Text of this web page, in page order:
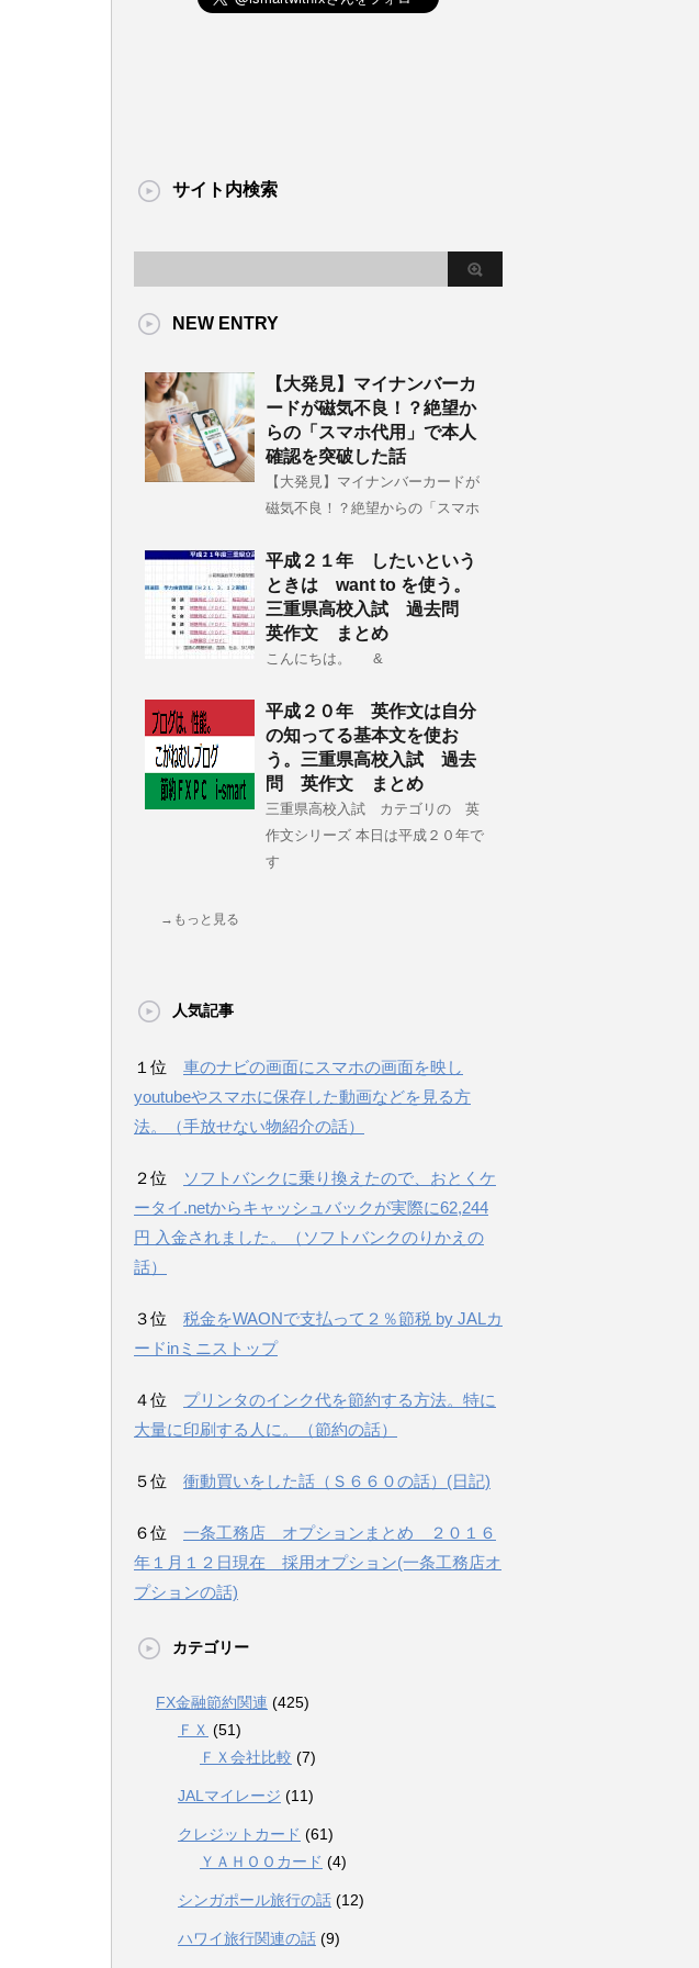
サイト内検索
NEW ENTRY
【大発見】マイナンバーカ
ードが磁気不良！？絶望か
らの「スマホ代用」で本人
確認を突破した話
【大発見】マイナンバーカードが
磁気不良！？絶望からの「スマホ
平成２１年 したいという
ときは want to を使う。
三重県高校入試 過去問
英作文 まとめ
こんにちは。 &
平成２０年 英作文は自分
の知ってる基本文を使お
う。三重県高校入試 過去
問 英作文 まとめ
三重県高校入試 カテゴリの 英
作文シリーズ 本日は平成２０年で
す
→もっと見る
人気記事
１位 車のナビの画面にスマホの画面を映し
youtubeやスマホに保存した動画などを見る方
法。（手放せない物紹介の話）
２位
ソフトバンクに乗り換えたので、おとくケ
ータイ.netからキャッシュバックが実際に62,244
円 入金されました。（ソフトバンクのりかえの
話）
３位 税金をWAONで支払って２％節税 by JALカ
ードinミニストップ
４位 プリンタのインク代を節約する方法。特に
大量に印刷する人に。（節約の話）
５位 衝動買いをした話（Ｓ６６０の話）(日記)
６位 一条工務店 オプションまとめ ２０１６
年１月１２日現在 採用オプション(一条工務店オ
プションの話)
カテゴリー
FX金融節約関連 (425)
ＦＸ (51)
ＦＸ会社比較 (7)
JALマイレージ (11)
クレジットカード (61)
ＹＡＨＯＯカード (4)
シンガポール旅行の話 (12)
ハワイ旅行関連の話 (9)